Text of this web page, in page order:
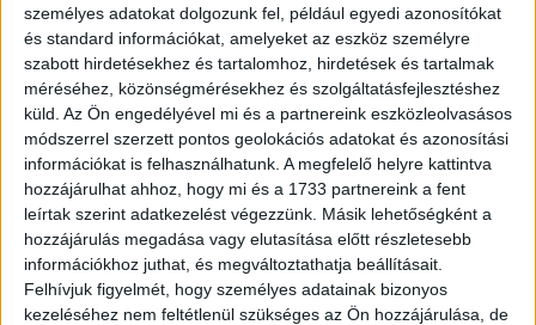
személyes adatokat dolgozunk fel, például egyedi azonosítókat
és standard információkat, amelyeket az eszköz személyre
szabott hirdetésekhez és tartalomhoz, hirdetések és tartalmak
méréséhez, közönségmérésekhez és szolgáltatásfejlesztéshez
küld. Az Ön engedélyével mi és a partnereink eszközleolvasásos
módszerrel szerzett pontos geolokációs adatokat és azonosítási
információkat is felhasználhatunk. A megfelelő helyre kattintva
hozzájárulhat ahhoz, hogy mi és a 1733 partnereink a fent
leírtak szerint adatkezelést végezzünk. Másik lehetőségként a
hozzájárulás megadása vagy elutasítása előtt részletesebb
információkhoz juthat, és megváltoztathatja beállításait.
Felhívjuk figyelmét, hogy személyes adatainak bizonyos
kezeléséhez nem feltétlenül szükséges az Ön hozzájárulása, de
Új szerepben láthatjuk George Clooneyt
Marketing 2025. január 16.
Eva Longoria, Camille Cottin és Kim Go Eun társaságában
Clooney egy rejtélyes eset megoldásán dolgozik: a
filmben kitartóan kutat a kincsként őrzött Nespresso
kávék...